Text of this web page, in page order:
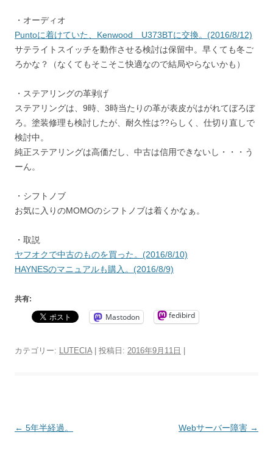
・オーディオ
Puntoに着けていた、Kenwood U373BTに交換。(2016/8/12)
サテライトスイッチを動作させる検討は保留中。早くても冬ご
ろかな？（なくてもそこそこ快適なので結局やらないかも）
・ステアリングの革剥げ
ステアリングは、9時、3時当たりの革が表皮がはがれてぼろぼ
ろ。塗装修理も検討したが、耐久性は??らしく、仕切り直しで
検討中。
純正ステアリングは高価だし、中古は信用できないし・・・う
ーん。
・シフトノブ
お気に入りのMOMOのシフトノブは着くかなぁ。
・取説
ヤフオクで中古のものを買った。(2016/8/10)
HAYNESのマニュアルも購入。(2016/8/9)
共有:
Mastodon fedibird
カテゴリー: LUTECIA | 投稿日: 2016年9月11日
投
← 5年半経過。 Webサーバー障害 →